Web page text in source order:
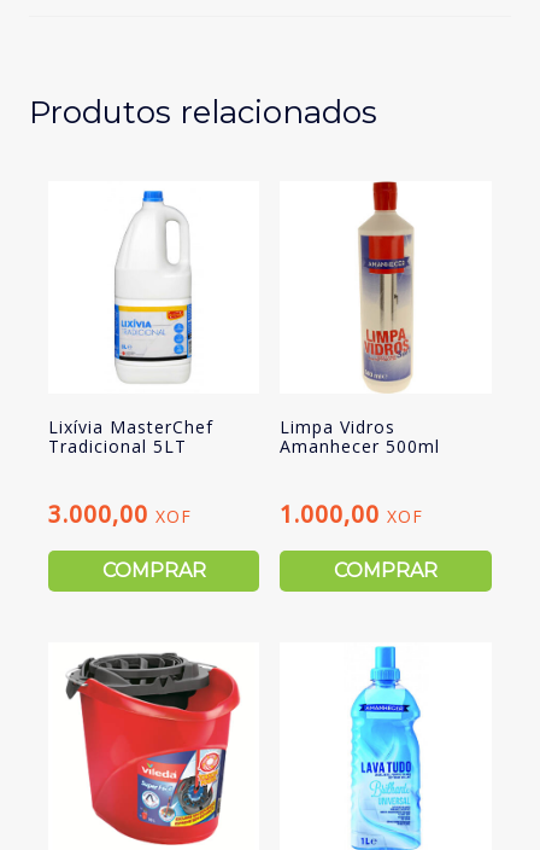
Produtos relacionados
Lixívia MasterChef
Tradicional 5LT
3.000,00 XOF
COMPRAR
Limpa Vidros
Amanhecer 500ml
1.000,00XOF
COMPRAR